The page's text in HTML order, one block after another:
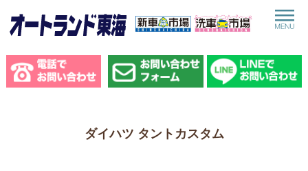
toggle
ダイハツ タントカスタム